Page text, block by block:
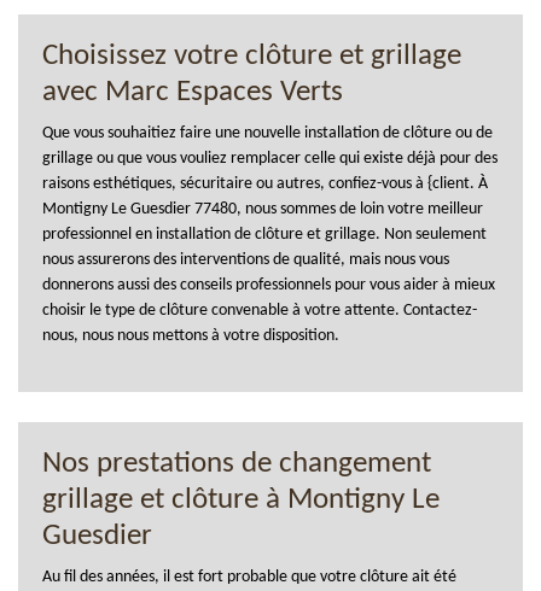
Choisissez votre clôture et grillage
avec Marc Espaces Verts
Que vous souhaitiez faire une nouvelle installation de clôture ou de
grillage ou que vous vouliez remplacer celle qui existe déjà pour des
raisons esthétiques, sécuritaire ou autres, confiez-vous à {client. À
Montigny Le Guesdier 77480, nous sommes de loin votre meilleur
professionnel en installation de clôture et grillage. Non seulement
nous assurerons des interventions de qualité, mais nous vous
donnerons aussi des conseils professionnels pour vous aider à mieux
choisir le type de clôture convenable à votre attente. Contactez-
nous, nous nous mettons à votre disposition.
Nos prestations de changement
grillage et clôture à Montigny Le
Guesdier
Au fil des années, il est fort probable que votre clôture ait été